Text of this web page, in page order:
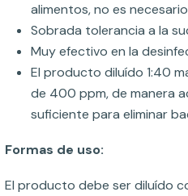
alimentos, no es
Sobrada tolerancia a la
Muy efectivo en la
El producto diluído 1:40
de 400 ppm, de manera
suficiente para eliminar
Formas de uso:
El producto debe ser diluído